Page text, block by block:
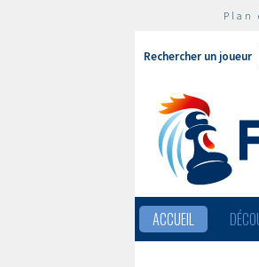
Plan
Rechercher un joueur
ACCUEIL